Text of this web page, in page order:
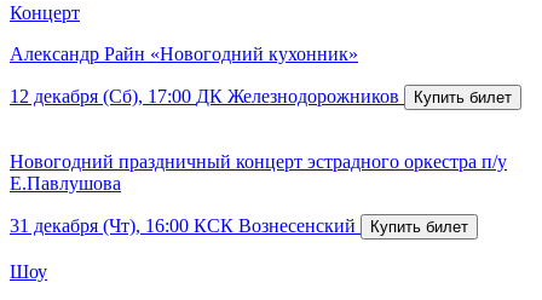
Концерт
Александр Райн «Новогодний кухонник»
12 декабря (Сб), 17:00 ДК Железнодорожников
Новогодний праздничный концерт эстрадного оркестра п/у
Е.Павлушова
31 декабря (Чт), 16:00 КСК Вознесенский
Шоу